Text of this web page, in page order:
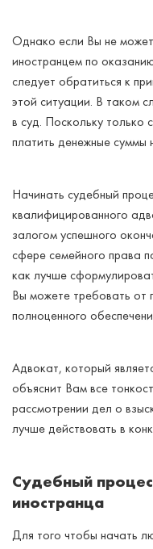
Однако если Вы не
иностранцем по
следует обратиться к
этой ситуации. В таком
в суд. Поскольку только
платить денежные суммы
Начинать судебный
квалифицированного
залогом успешного
сфере семейного права
как лучше
Вы можете требовать от
полноценного
Адвокат, который
объяснит Вам все
рассмотрении дел о
лучше действовать в
Судебный
иностранца
Для того чтобы начать